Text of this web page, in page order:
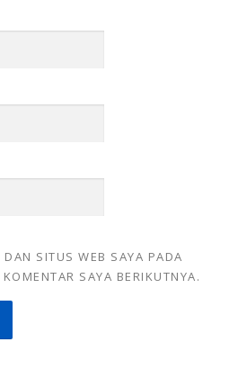
SITUS WEB SAYA PADA
SAYA BERIKUTNYA.